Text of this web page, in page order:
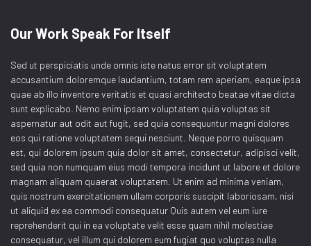
Our Work Speak For Itself
Sed ut perspiciatis unde omnis iste natus error sit voluptatem
accusantium doloremque laudantium, totam rem aperiam, eaque ipsa
quae ab illo inventore veritatis et quasi architecto beatae vitae dicta
sunt explicabo. Nemo enim ipsam voluptatem quia voluptas sit
aspernatur aut odit aut fugit, sed quia consequuntur magni dolores
eos qui ratione voluptatem sequi nesciunt. Neque porro quisquam
est, qui dolorem ipsum quia dolor sit amet, consectetur, adipisci velit,
sed quia non numquam eius modi tempora incidunt ut labore et dolore
magnam aliquam quaerat voluptatem. Ut enim ad minima veniam,
quis nostrum exercitationem ullam corporis suscipit laboriosam, nisi
ut aliquid ex ea commodi consequatur Quis autem vel eum iure
reprehenderit qui in ea voluptate velit esse quam nihil molestiae
consequatur, vel illum qui dolorem eum fugiat quo voluptas nulla